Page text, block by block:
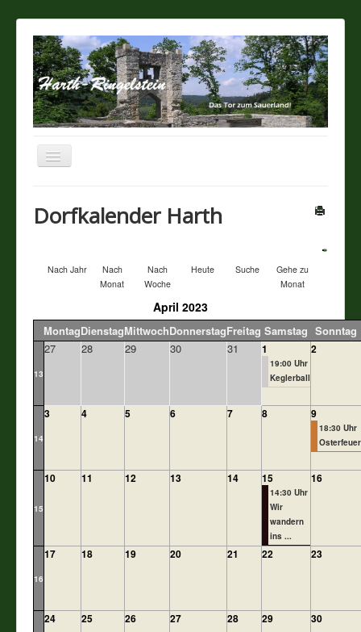
Navigation
Sehenswertes
Touristik / Gastronomie
Termine
Dorfkalender Harth
Nach Jahr
Nach
Monat
Nach
Woche
Heute Suche
Gehe zu
Monat
April 2023
MontagDienstagMittwochDonnerstagFreitag Samstag Sonntag
13
27 28 29 30 31 1
19:00 Uhr
Keglerball
2
14
3 4 5 6 7 8 9
18:30 Uhr
Osterfeuer
15
10 11 12 13 14 15
14:30 Uhr
Wir
wandern
ins ...
16
16
17 18 19 20 21 22 23
24 25 26 27 28 29 30